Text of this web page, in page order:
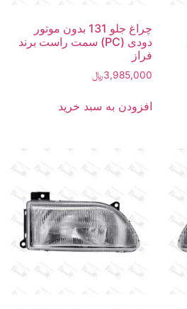
چراغ جلو 131 بدون موتور
دودی (PC) سمت راست برند
فراز
3,985,000﷼
افزودن به سبد خرید